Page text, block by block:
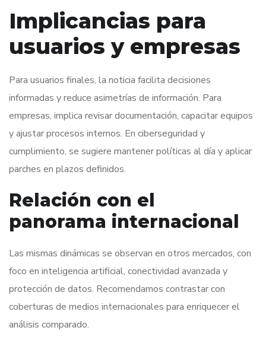
Implicancias para
usuarios y empresas
Para usuarios finales, la noticia facilita decisiones
informadas y reduce asimetrías de información. Para
empresas, implica revisar documentación, capacitar equipos
y ajustar procesos internos. En ciberseguridad y
cumplimiento, se sugiere mantener políticas al día y aplicar
parches en plazos definidos.
Relación con el
panorama internacional
Las mismas dinámicas se observan en otros mercados, con
foco en inteligencia artificial, conectividad avanzada y
protección de datos. Recomendamos contrastar con
coberturas de medios internacionales para enriquecer el
análisis comparado.